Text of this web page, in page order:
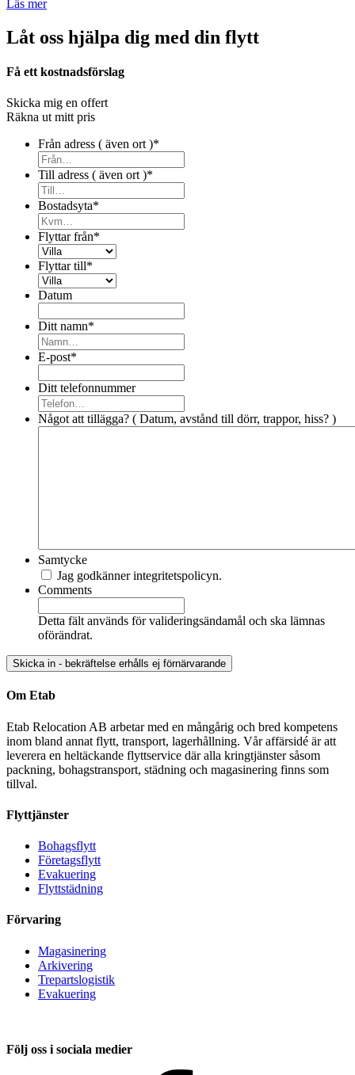
Läs mer
Låt oss hjälpa dig med din flytt
Få ett kostnadsförslag
Skicka mig en offert
Räkna ut mitt pris
Från adress ( även ort )*
Till adress ( även ort )*
Bostadsyta*
Flyttar från*
Flyttar till*
Datum
Ditt namn*
E-post*
Ditt telefonnummer
Något att tillägga? ( Datum, avstånd till dörr, trappor, hiss? )
Samtycke
Jag godkänner integritetspolicyn.
Comments
Detta fält används för valideringsändamål och ska lämnas
oförändrat.
Om Etab
Etab Relocation AB arbetar med en mångårig och bred kompetens
inom bland annat flytt, transport, lagerhållning. Vår affärsidé är att
leverera en heltäckande flyttservice där alla kringtjänster såsom
packning, bohagstransport, städning och magasinering finns som
tillval.
Flyttjänster
Bohagsflytt
Företagsflytt
Evakuering
Flyttstädning
Förvaring
Magasinering
Arkivering
Trepartslogistik
Evakuering
Följ oss i sociala medier